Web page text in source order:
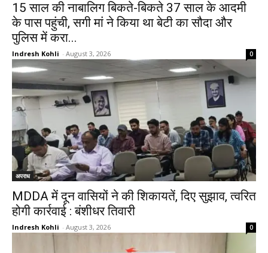
15 साल की नाबालिग बिकते-बिकते 37 साल के आदमी
के पास पहुंची, सगी मां ने किया था बेटी का सौदा और
पुलिस में करा...
Indresh Kohli - August 3, 2026 0
अपराध
MDDA में दून वासियों ने की शिकायतें, दिए सुझाव, त्वरित
होगी कार्रवाई : बंशीधर तिवारी
Indresh Kohli - August 3, 2026 0